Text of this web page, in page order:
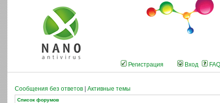
Регистрация Вход FAQ
Сообщения без ответов Активные темы
Список форумов